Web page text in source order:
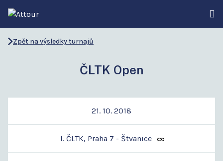
Zpět na výsledky turnajů
ČLTK Open
21. 10. 2018
I. ČLTK, Praha 7 - Štvanice